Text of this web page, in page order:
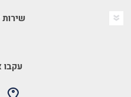
שירות
עקבו